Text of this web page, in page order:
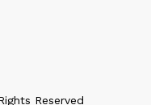
Reserved